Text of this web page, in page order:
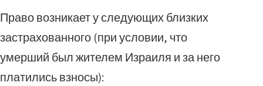
Право возникает у следующих близких
застрахованного (при условии, что
умерший был жителем Израиля и за него
платились взносы):